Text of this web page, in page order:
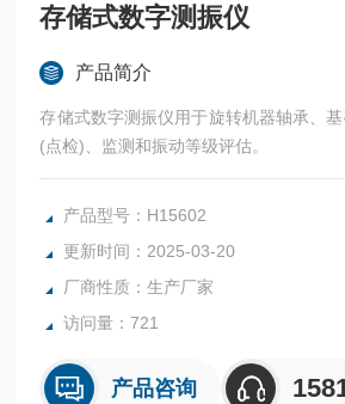
存储式数字测振仪
产品简介
存储式数字测振仪用于旋转机器轴承、
(点检)、监测和振动等级评估。
产品型号：H15602
更新时间：2025-03-20
厂商性质：生产厂家
访问量：721
产品咨询